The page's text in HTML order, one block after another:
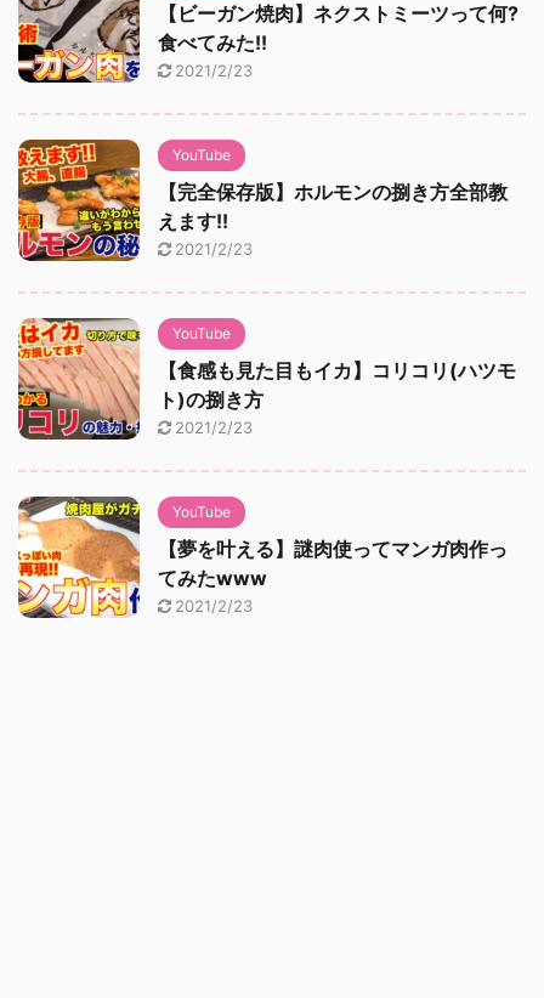
【ビーガン焼肉】ネクストミーツって何?
食べてみた!!
2021/2/23
YouTube
【完全保存版】ホルモンの捌き方全部教
えます!!
2021/2/23
YouTube
【食感も見た目もイカ】コリコリ(ハツモ
ト)の捌き方
2021/2/23
YouTube
【夢を叶える】謎肉使ってマンガ肉作っ
てみたwww
2021/2/23